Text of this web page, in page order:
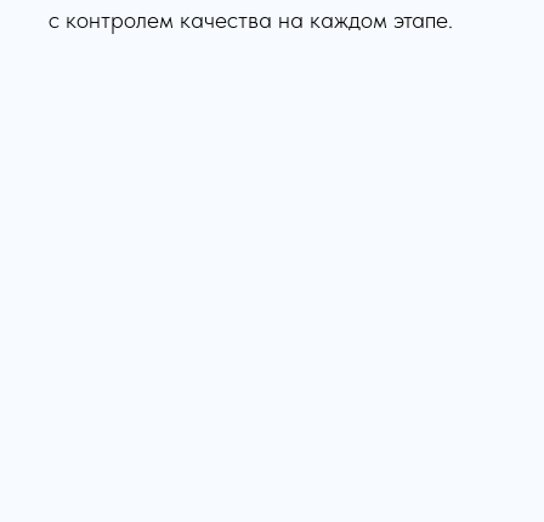
с контролем качества на каждом этапе.